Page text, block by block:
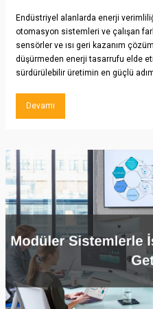
Endüstriyel alanlarda enerji
otomasyon sistemleri ve çalışan
sensörler ve ısı geri kazanım
düşürmeden enerji tasarrufu elde
sürdürülebilir üretimin en güçlü
Devamı